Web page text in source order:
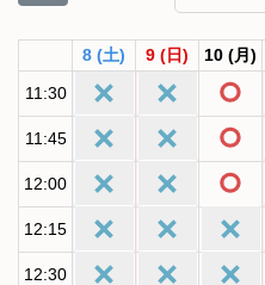
8 (土) 9 (日) 10 (月)
11:30
11:45
12:00
12:15
12:30